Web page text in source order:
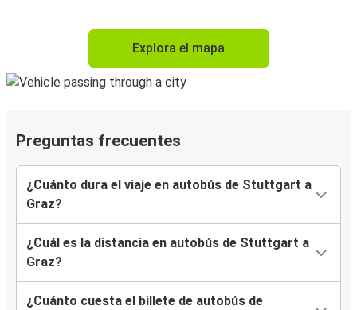
Explora el mapa
Preguntas frecuentes
¿Cuánto dura el viaje en autobús de Stuttgart a
Graz?
¿Cuál es la distancia en autobús de Stuttgart a
Graz?
¿Cuánto cuesta el billete de autobús de